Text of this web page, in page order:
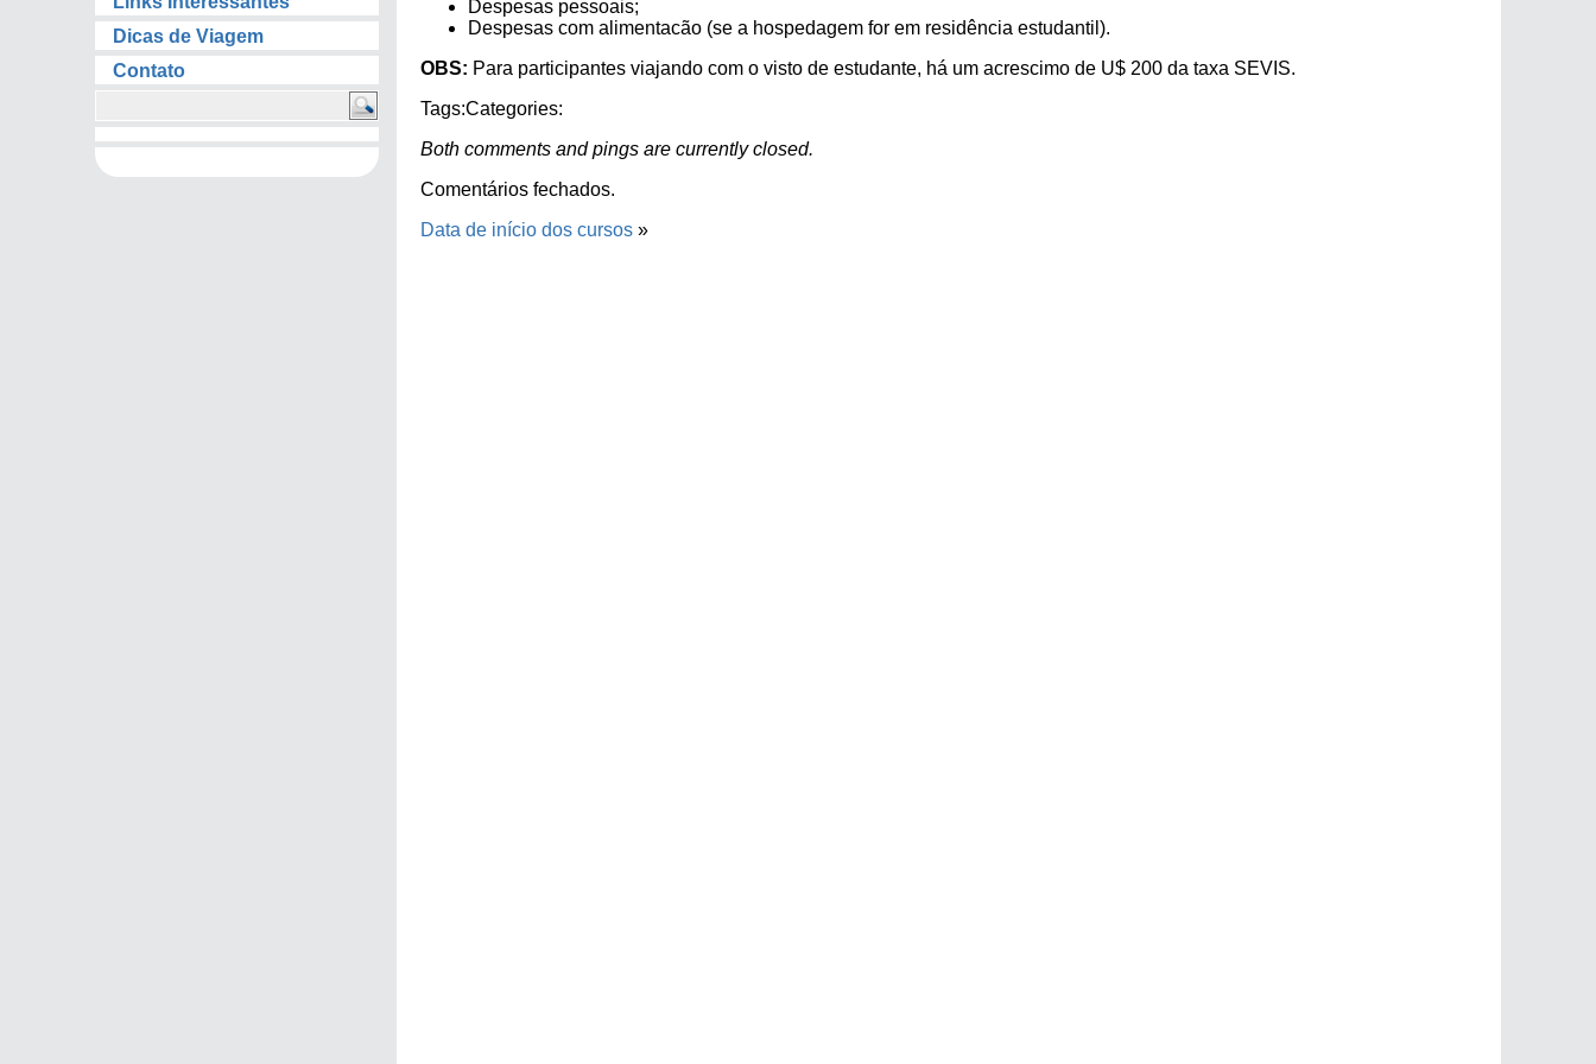
Dicas de Viagem
Contato
Despesas pessoais;
Despesas com alimentacão (se a hospedagem for em residência estudantil).
OBS: Para participantes viajando com o visto de estudante, há um acrescimo de U$ 200 da taxa SEVIS.
Tags:Categories:
Both comments and pings are currently closed.
Comentários fechados.
Data de início dos cursos »